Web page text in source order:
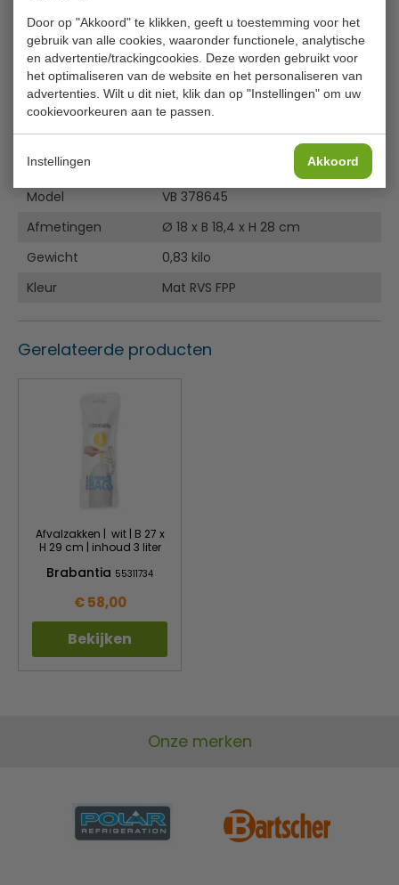
Door op "Akkoord" te klikken, geeft u toestemming voor het
gebruik van alle cookies, waaronder functionele, analytische
en advertentie/trackingcookies. Deze worden gebruikt voor
het optimaliseren van de website en het personaliseren van
advertenties. Wilt u dit niet, klik dan op "Instellingen" om uw
cookievoorkeuren aan te passen.
Instellingen Akkoord
Wandafvalemmertje touch bin
Brabantia 3 liter
Afvalemmertje voor wandbevestiging
Met touchdeksel en kunstof binnenemmer
Mat RVS FPP
Specificaties
Model
VB 378645
Afmetingen
Ø 18 x B 18,4 x H 28 cm
Gewicht
0,83 kilo
Kleur
Mat RVS FPP
Gerelateerde producten
Afvalzakken | wit | B 27 x
H 29 cm | inhoud 3 liter
Brabantia 55311734
€ 58,00
Bekijken
Onze merken